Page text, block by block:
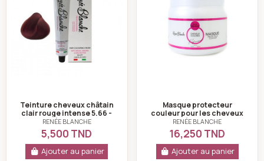
Teinture cheveux châtain
clair rouge intense 5.66 -
Renée blanche
RENÉE BLANCHE
5,500 TND
Ajouter au panier
Masque protecteur
couleur pour les cheveux
colorés 500 ml-renée
blanche
RENÉE BLANCHE
16,250 TND
Ajouter au panier